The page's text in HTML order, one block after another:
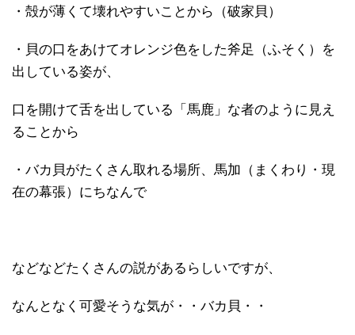
・殻が薄くて壊れやすいことから（破家貝）
・貝の口をあけてオレンジ色をした斧足（ふそく）を
出している姿が、
口を開けて舌を出している「馬鹿」な者のように見え
ることから
・バカ貝がたくさん取れる場所、馬加（まくわり・現
在の幕張）にちなんで
などなどたくさんの説があるらしいですが、
なんとなく可愛そうな気が・・バカ貝・・